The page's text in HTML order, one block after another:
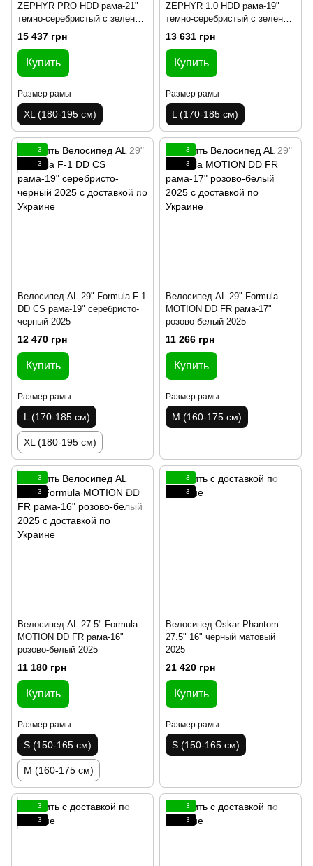
ZEPHYR PRO HDD рама-21"
темно-серебристый с зеленым
2025
15 437 грн
Купить
Размер рамы
XL (180-195 см)
ZEPHYR 1.0 HDD рама-19"
темно-серебристый с зеленым
2025
13 631 грн
Купить
Размер рамы
L (170-185 см)
3
3
Велосипед AL 29" Formula F-1
DD CS рама-19" серебристо-
черный 2025
12 470 грн
Купить
Размер рамы
L (170-185 см)
XL (180-195 см)
3
3
Велосипед AL 29" Formula
MOTION DD FR рама-17"
розово-белый 2025
11 266 грн
Купить
Размер рамы
M (160-175 см)
3
3
Велосипед AL 27.5" Formula
MOTION DD FR рама-16"
розово-белый 2025
11 180 грн
Купить
Размер рамы
S (150-165 см)
M (160-175 см)
3
3
Велосипед Oskar Phantom
27.5" 16" черный матовый
2025
21 420 грн
Купить
Размер рамы
S (150-165 см)
3
3
3
3